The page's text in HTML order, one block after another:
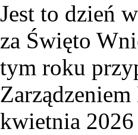
Jest to dzień
za Święto
tym roku
kwietnia 2026